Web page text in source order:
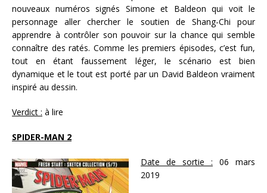
nouveaux numéros signés Simone et Baldeon qui voit le
personnage aller chercher le soutien de Shang-Chi pour
apprendre à contrôler son pouvoir sur la chance qui semble
connaître des ratés. Comme les premiers épisodes, c’est fun,
tout en étant faussement léger, le scénario est bien
dynamique et le tout est porté par un David Baldeon vraiment
inspiré au dessin.
Verdict : à lire
SPIDER-MAN 2
Date de sortie : 06 mars
2019